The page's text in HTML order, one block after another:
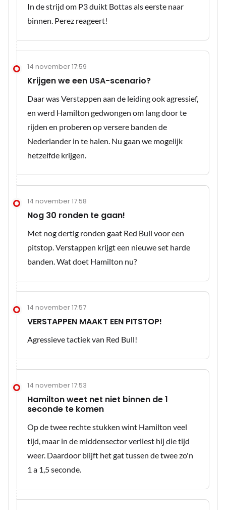
In de strijd om P3 duikt Bottas als eerste naar
binnen. Perez reageert!
14 november 17:59
Krijgen we een USA-scenario?
Daar was Verstappen aan de leiding ook agressief,
en werd Hamilton gedwongen om lang door te
rijden en proberen op versere banden de
Nederlander in te halen. Nu gaan we mogelijk
hetzelfde krijgen.
14 november 17:58
Nog 30 ronden te gaan!
Met nog dertig ronden gaat Red Bull voor een
pitstop. Verstappen krijgt een nieuwe set harde
banden. Wat doet Hamilton nu?
14 november 17:57
VERSTAPPEN MAAKT EEN PITSTOP!
Agressieve tactiek van Red Bull!
14 november 17:53
Hamilton weet net niet binnen de 1
seconde te komen
Op de twee rechte stukken wint Hamilton veel
tijd, maar in de middensector verliest hij die tijd
weer. Daardoor blijft het gat tussen de twee zo'n
1 a 1,5 seconde.